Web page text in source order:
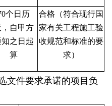
个日历
，自甲方
知之日起
算
合格（符合现行国
家有关工程施工验
收规范和标准的要
求）
文件要求承诺的项目负